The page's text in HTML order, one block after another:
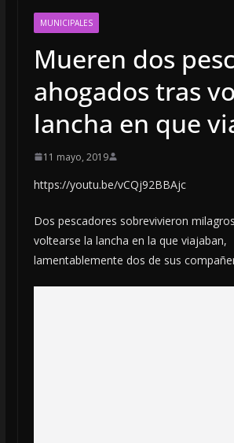
MUNICIPALES
Mueren dos
ahogados tras
lancha en que
11 mayo, 2019
https://youtu.be/vCQj92BBAjc
Dos pescadores sobrevivieron
voltearse la lancha en la que viajaban,
lamentablemente dos de sus